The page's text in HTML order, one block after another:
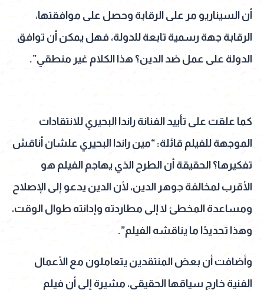
أن السيناريو مر على الرقابة وحصل على موافقتها،
الرقابة جهة رسمية تابعة للدولة، فهل يمكن أن توافق
الدولة على عمل ضد الدين؟ هذا الكلام غير منطقي”.
كما علقت على تأييد الفنانة راندا البحيري للانتقادات
الموجهة للفيلم قائلة: “مين راندا البحيري علشان أناقش
تفكيرها؟ الحقيقة أن الطرح الذي يهاجم الفيلم هو
الأقرب لمخالفة جوهر الدين، لأن الدين يدعو إلى الإصلاح
ومساعدة المخطئ لا إلى مطاردته وإدانته طوال الوقت،
وهذا تحديدًا ما يناقشه الفيلم”.
وأضافت أن بعض المنتقدين يتعاملون مع الأعمال
الفنية خارج سياقها الحقيقي، مشيرة إلى أن فيلم